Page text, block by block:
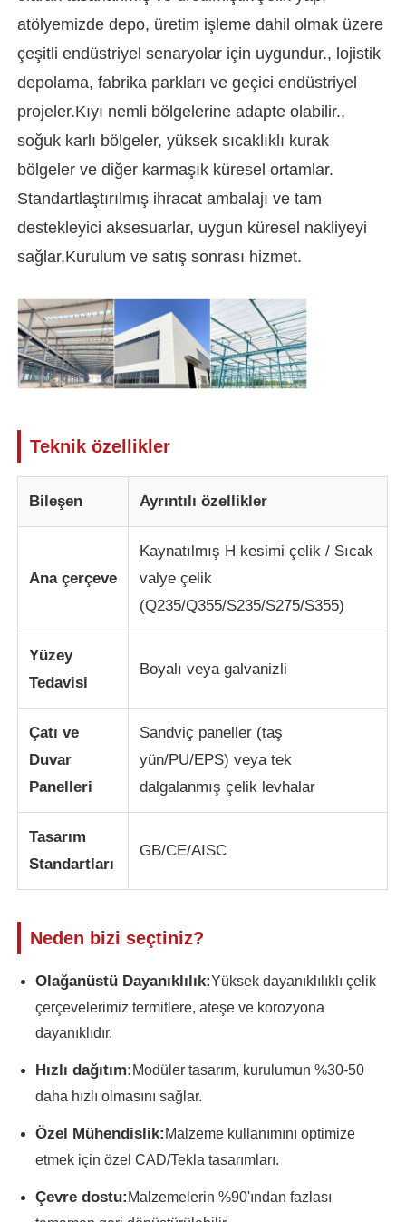
Ürünler
Kalite kontrol
Bize ulaşın
Haberler
Çelik yapı binası
Çelik yapı deposu
Çelik Yapı Şedi
Ağır Çelik Yapı
Çelik yapı köprüsü
çelik yapı ofisi
atölyemizde depo, üretim işleme dahil olmak üzere
çeşitli endüstriyel senaryolar için uygundur., lojistik
depolama, fabrika parkları ve geçici endüstriyel
projeler.Kıyı nemli bölgelerine adapte olabilir.,
soğuk karlı bölgeler, yüksek sıcaklıklı kurak
bölgeler ve diğer karmaşık küresel ortamlar.
Standartlaştırılmış ihracat ambalajı ve tam
destekleyici aksesuarlar, uygun küresel nakliyeyi
sağlar,Kurulum ve satış sonrası hizmet.
Teknik özellikler
Bileşen Ayrıntılı özellikler
Ana çerçeve
Kaynatılmış H kesimi çelik / Sıcak
valye çelik
(Q235/Q355/S235/S275/S355)
Yüzey
Tedavisi
Boyalı veya galvanizli
Çatı ve
Duvar
Panelleri
Sandviç paneller (taş
yün/PU/EPS) veya tek
dalgalanmış çelik levhalar
Tasarım
Standartları
GB/CE/AISC
Neden bizi seçtiniz?
Olağanüstü Dayanıklılık:Yüksek dayanıklılıklı çelik
çerçevelerimiz termitlere, ateşe ve korozyona
dayanıklıdır.
Hızlı dağıtım: Modüler tasarım, kurulumun %30-50
daha hızlı olmasını sağlar.
Özel Mühendislik: Malzeme kullanımını optimize
etmek için özel CAD/Tekla tasarımları.
Çevre dostu: Malzemelerin %90'ından fazlası